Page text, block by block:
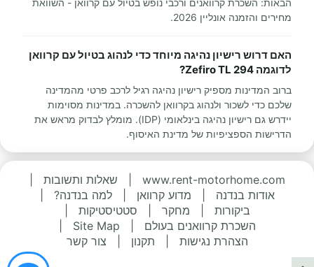
הבאות: השכרת קרוואנים ורכבי נופש בטיול עם קרוואן - השוואת
מחירים והזמנה אונליין 2026.
האם דרוש רישיון נהיגה מיוחד כדי לנהוג בטיול עם קרוואן
לדוגמה Zefiro TL 294?
ברוב המדינות מספיק רישיון נהיגה רגיל לרכב פרטי מהמדינה
שלכם כדי לשכור ולנהוג בקרוואן להשכרה. במדינות מסוימות
יידרש גם רישיון נהיגה בינלאומי (IDP). מומלץ לבדוק מראש את
הדרישות הספציפיות של מדינת האיסוף.
www.rent-motorhome.com שאלות ותשובות
אודות בנדנה
מדוע קרוואן למה בנדנה?
ביקורות
מחקר סטטיסטיקות
השכרת קרוואנים בעולם
Site Map
הצהרת נגישות
תקנון צור קשר